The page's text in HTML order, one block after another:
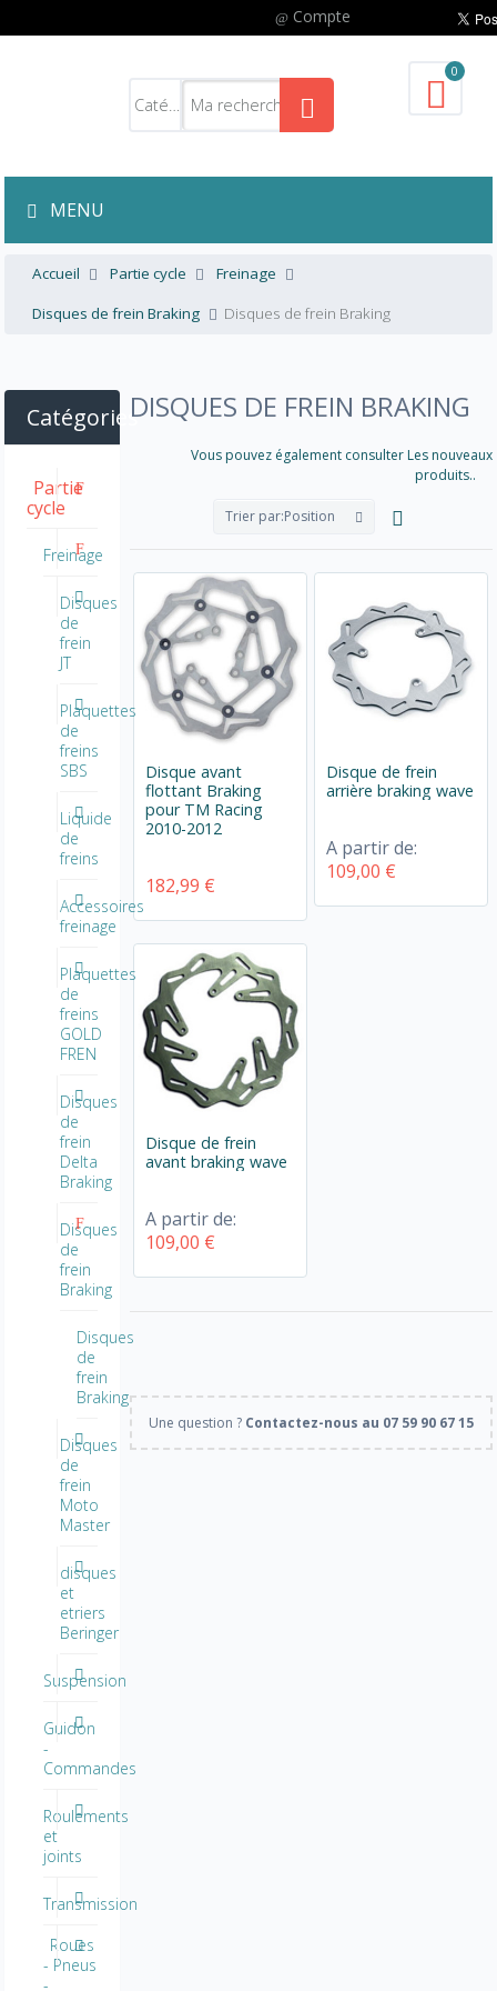
Compte
0
MENU
Accueil Partie cycle
Freinage
Disques de frein Braking
Disques de frein Braking
DISQUES DE FREIN BRAKING
Vous pouvez également consulter Les nouveaux
produits..
Trier par:Position
Disque avant
flottant Braking
pour TM Racing
2010-2012
182,99 €
Disque de frein
arrière braking wave
A partir de:
109,00 €
Disque de frein
avant braking wave
A partir de:
109,00 €
Une question ? Contactez-nous au 07 59 90 67 15
Catégories
Partie
cycle
Freinage
Disques
de
frein
JT
Plaquettes
de
freins
SBS
Liquide
de
freins
Accessoires
freinage
Plaquettes
de
freins
GOLD
FREN
Disques
de
frein
Delta
Braking
Disques
de
frein
Braking
Disques
de
frein
Braking
Disques
de
frein
Moto
Master
disques
et
etriers
Beringer
Suspension
Guidon
-
Commandes
Roulements
et
joints
Transmission
Roues
- Pneus
-